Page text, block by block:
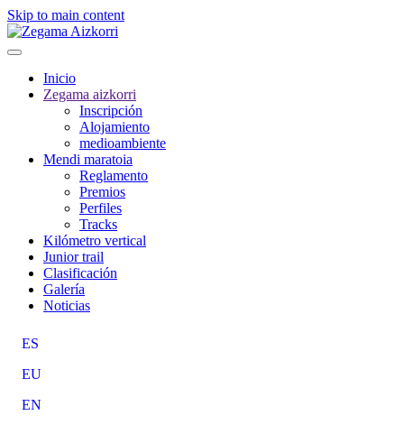
Skip to main content
Inicio
Zegama aizkorri
Inscripción
Alojamiento
medioambiente
Mendi maratoia
Reglamento
Premios
Perfiles
Tracks
Kilómetro vertical
Junior trail
Clasificación
Galería
Noticias
ES
EU
EN